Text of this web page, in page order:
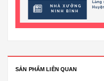
SẢN PHẨM LIÊN QUAN